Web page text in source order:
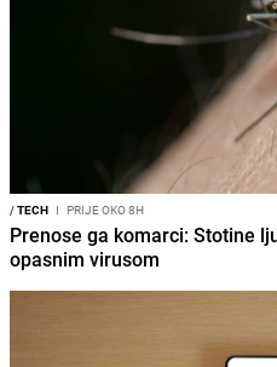
/TECH I PRIJE OKO 8H
Prenose ga komarci: Stotine
opasnim virusom